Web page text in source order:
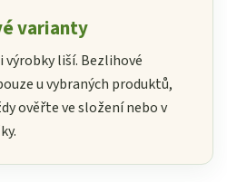
varianty
výrobky liší. Bezlihové
u vybraných produktů,
ověřte ve složení nebo v